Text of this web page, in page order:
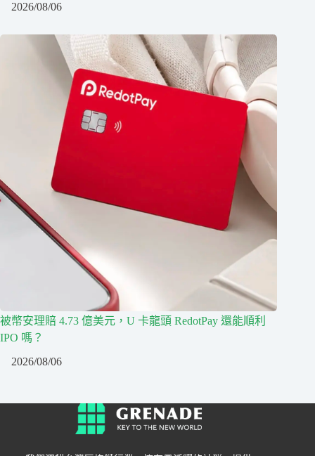
2026/08/06
被幣安理賠 4.73 億美元，U 卡龍頭 RedotPay 還能順利
IPO 嗎？
2026/08/06